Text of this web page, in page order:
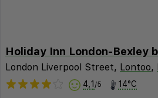
London Liverpool Street, Lontoo,
4,1 /5 14°C